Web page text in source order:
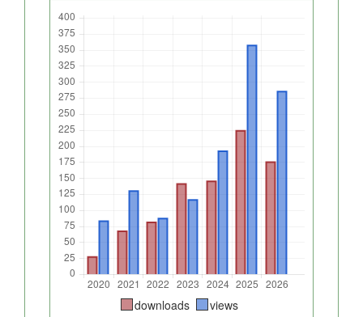
downloads views